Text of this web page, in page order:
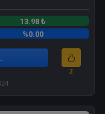
13.98 ₺
%0.00
2